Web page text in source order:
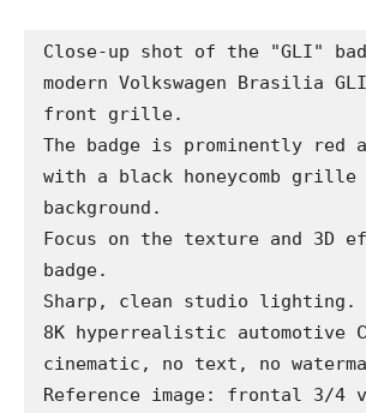
Close-up shot of the "GLI"
modern Volkswagen Brasilia
front grille.
The badge is prominently red
with a black honeycomb
background.
Focus on the texture and 3D
badge.
Sharp, clean studio lighting.
8K hyperrealistic automotive
cinematic, no text, no
Reference image: frontal 3/4